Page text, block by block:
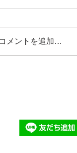
コメントを追加…